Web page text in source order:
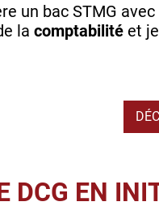
un bac STMG
la comptabilité et
DCG EN